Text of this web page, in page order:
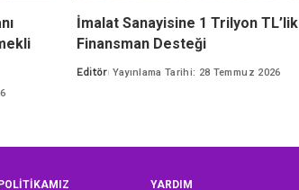
İmalat Sanayisine 1 Trilyon TL’lik
Finansman Desteği
Posted
Editör Yayınlama Tarihi: 28 Temmuz 2026
YARDIM